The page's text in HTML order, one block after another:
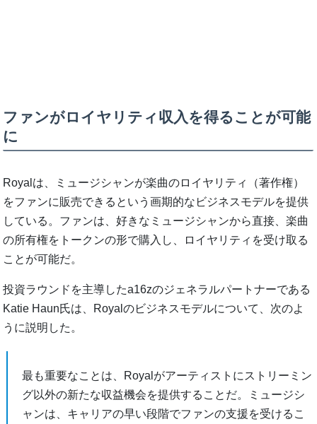
ファンがロイヤリティ収入を得ることが可能
に
Royalは、ミュージシャンが楽曲のロイヤリティ（著作権）
をファンに販売できるという画期的なビジネスモデルを提供
している。ファンは、好きなミュージシャンから直接、楽曲
の所有権をトークンの形で購入し、ロイヤリティを受け取る
ことが可能だ。
投資ラウンドを主導したa16zのジェネラルパートナーである
Katie Haun氏は、Royalのビジネスモデルについて、次のよ
うに説明した。
最も重要なことは、Royalがアーティストにストリーミン
グ以外の新たな収益機会を提供することだ。ミュージシ
ャンは、キャリアの早い段階でファンの支援を受けるこ